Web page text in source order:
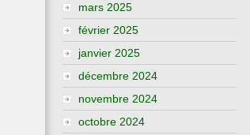
mars 2025
février 2025
janvier 2025
décembre 2024
novembre 2024
octobre 2024